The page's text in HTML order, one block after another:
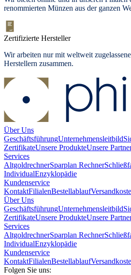
renommierten Münzen aus der ganzen
Zertifizierte Hersteller
Wir arbeiten nur mit weltweit
Herstellern zusammen.
Über Uns
GeschäftsführungUnternehmensleitbild
ZertifikateUnsere ProdukteUnsere
Services
AltgoldrechnerSparplan Rechner
IndividualEnzyklopädie
Kundenservice
KontaktFilialenBestellablauf
Über Uns
GeschäftsführungUnternehmensleitbild
ZertifikateUnsere ProdukteUnsere
Services
AltgoldrechnerSparplan Rechner
IndividualEnzyklopädie
Kundenservice
KontaktFilialenBestellablauf
Folgen Sie uns: